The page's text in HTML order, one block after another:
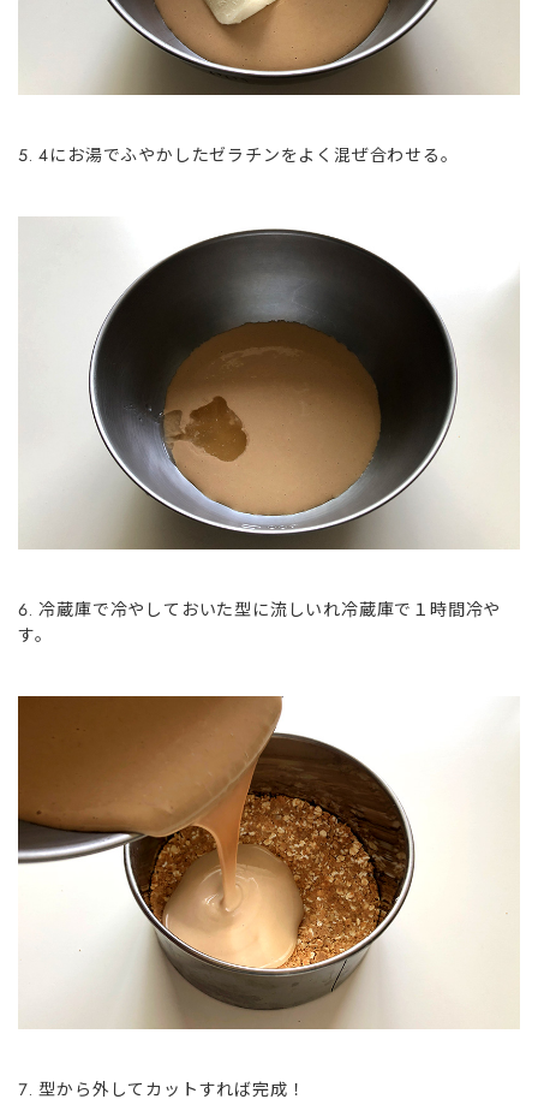
4にお湯でふやかしたゼラチンをよく混ぜ合わせる。
冷蔵庫で冷やしておいた型に流しいれ冷蔵庫で１時間冷や
す。
型から外してカットすれば完成！